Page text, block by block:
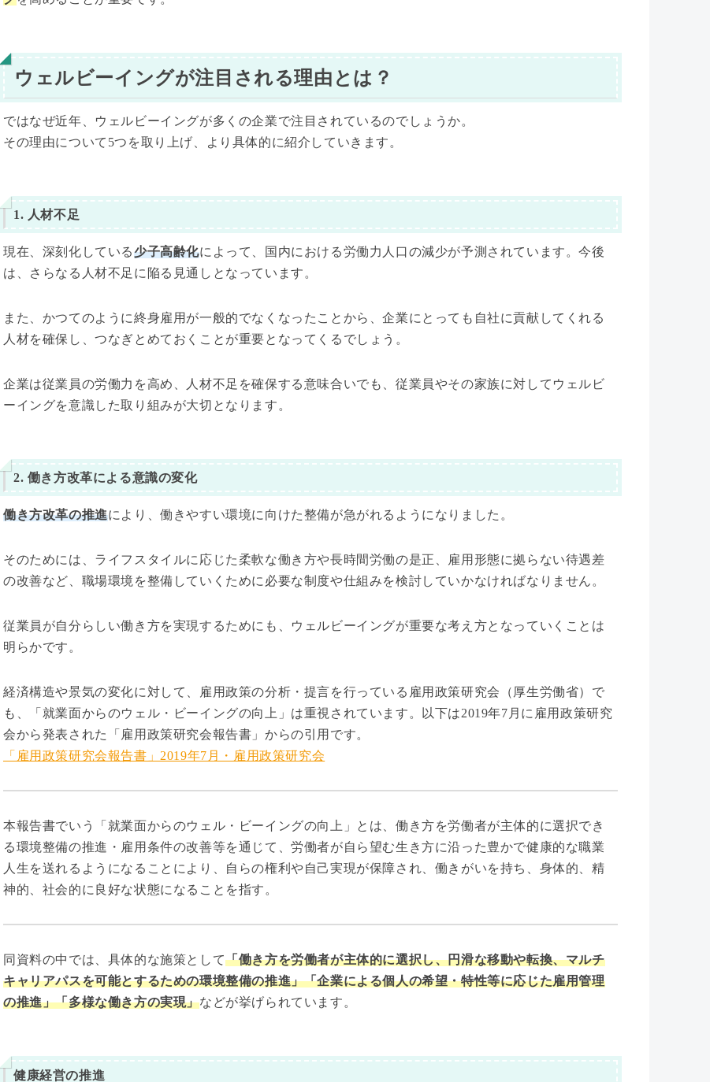
ウェルビーイングが注目される理由とは？
ではなぜ近年、ウェルビーイングが多くの企業で注目されているのでしょうか。
その理由について5つを取り上げ、より具体的に紹介していきます。
1. 人材不足
現在、深刻化している少子高齢化によって、国内における労働力人口の減少が予測されています。今後
は、さらなる人材不足に陥る見通しとなっています。
また、かつてのように終身雇用が一般的でなくなったことから、企業にとっても自社に貢献してくれる
人材を確保し、つなぎとめておくことが重要となってくるでしょう。
企業は従業員の労働力を高め、人材不足を確保する意味合いでも、従業員やその家族に対してウェルビ
ーイングを意識した取り組みが大切となります。
2. 働き方改革による意識の変化
働き方改革の推進により、働きやすい環境に向けた整備が急がれるようになりました。
そのためには、ライフスタイルに応じた柔軟な働き方や長時間労働の是正、雇用形態に拠らない待遇差
の改善など、職場環境を整備していくために必要な制度や仕組みを検討していかなければなりません。
従業員が自分らしい働き方を実現するためにも、ウェルビーイングが重要な考え方となっていくことは
明らかです。
経済構造や景気の変化に対して、雇用政策の分析・提言を行っている雇用政策研究会（厚生労働省）で
も、「就業面からのウェル・ビーイングの向上」は重視されています。以下は2019年7月に雇用政策研究
会から発表された「雇用政策研究会報告書」からの引用です。
「雇用政策研究会報告書」2019年7月・雇用政策研究会
本報告書でいう「就業面からのウェル・ビーイングの向上」とは、働き方を労働者が主体的に選択でき
る環境整備の推進・雇用条件の改善等を通じて、労働者が自ら望む生き方に沿った豊かで健康的な職業
人生を送れるようになることにより、自らの権利や自己実現が保障され、働きがいを持ち、身体的、精
神的、社会的に良好な状態になることを指す。
同資料の中では、具体的な施策として「働き方を労働者が主体的に選択し、円滑な移動や転換、マルチ
キャリアパスを可能とするための環境整備の推進」「企業による個人の希望・特性等に応じた雇用管理
の推進」「多様な働き方の実現」などが挙げられています。
健康経営の推進